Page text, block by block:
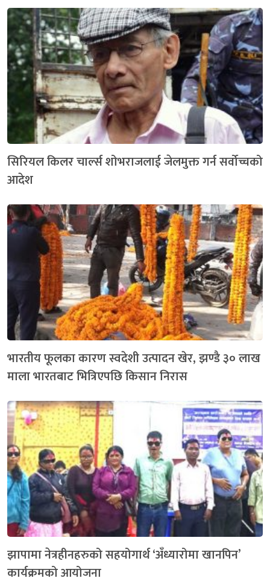
सिरियल किलर चार्ल्स शोभराजलाई जेलमुक्त गर्न सर्वोच्चको
आदेश
भारतीय फूलका कारण स्वदेशी उत्पादन खेर, झण्डै ३० लाख
माला भारतबाट भित्रिएपछि किसान निरास
झापामा नेत्रहीनहरुको सहयोगार्थ ‘अँध्यारोमा खानपिन’
कार्यक्रमको आयोजना